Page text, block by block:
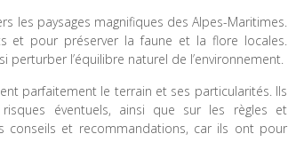
les paysages magnifiques des Alpes-Maritimes.
et pour préserver la faune et la flore locales.
l’équilibre naturel de l’environnement.
parfaitement le terrain et ses particularités. Ils
éventuels, ainsi que sur les règles et
conseils et recommandations, car ils ont pour